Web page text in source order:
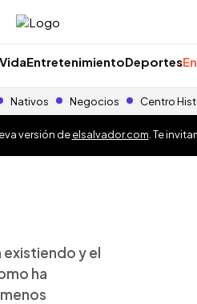
EntretenimientoDeportes
Nativos Negocios Centro
versión deelsalvador.com . Te
y el
ha